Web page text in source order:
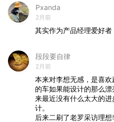
Pxanda
2月前
其实作为产品经理爱好者
段段要自律
2月前
本来对李想无感，是喜
的车如果能设计的那么
来最近没有什么太大的
计。
后来二刷了老罗采访理